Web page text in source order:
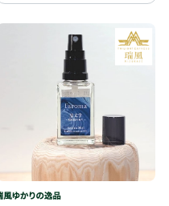
たらの里によるプリン。とろりとした口溶
けと卵の風味を感じる素朴な味わいでお
子様にも安心してお召し上がり頂けます。